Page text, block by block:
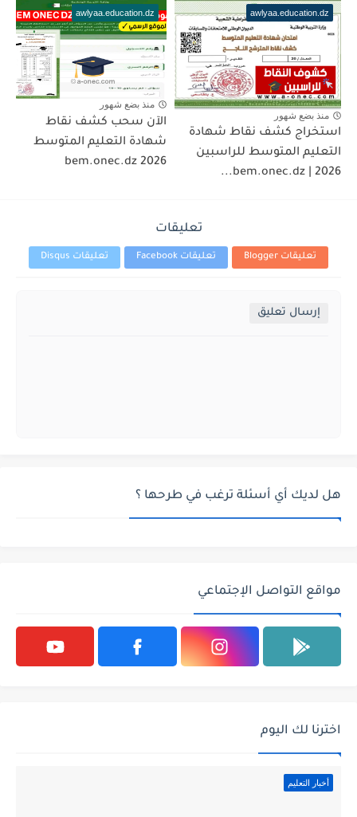
awlyaa.education.dz
منذ بضع شهور
استخراج كشف نقاط شهادة
التعليم المتوسط للراسبين
2026 | bem.onec.dz...
awlyaa.education.dz
منذ بضع شهور
الآن سحب كشف نقاط
شهادة التعليم المتوسط
2026 bem.onec.dz
تعليقات
تعليقات Blogger تعليقات Facebook تعليقات Disqus
إرسال تعليق
هل لديك أي أسئلة ترغب في طرحها ؟
مواقع التواصل الإجتماعي
اخترنا لك اليوم
أخبار التعليم